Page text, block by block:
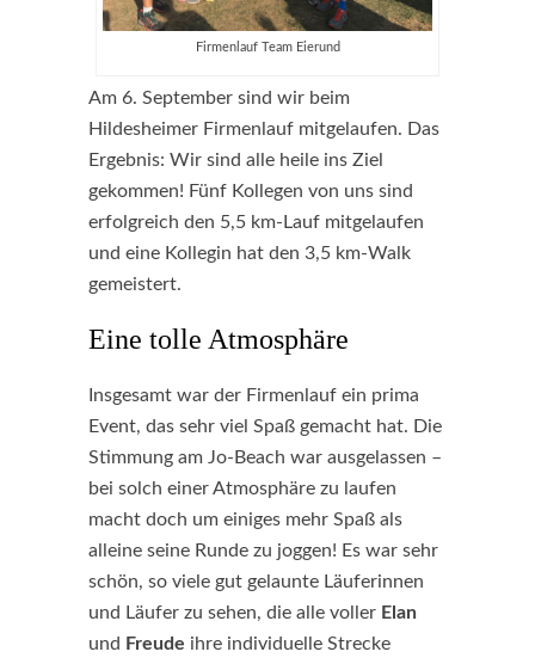
Firmenlauf Team Eierund
Am 6. September sind wir beim
Hildesheimer Firmenlauf mitgelaufen. Das
Ergebnis: Wir sind alle heile ins Ziel
gekommen! Fünf Kollegen von uns sind
erfolgreich den 5,5 km-Lauf mitgelaufen
und eine Kollegin hat den 3,5 km-Walk
gemeistert.
Eine tolle Atmosphäre
Insgesamt war der Firmenlauf ein prima
Event, das sehr viel Spaß gemacht hat. Die
Stimmung am Jo-Beach war ausgelassen –
bei solch einer Atmosphäre zu laufen
macht doch um einiges mehr Spaß als
alleine seine Runde zu joggen! Es war sehr
schön, so viele gut gelaunte Läuferinnen
und Läufer zu sehen, die alle voller Elan
und Freude ihre individuelle Strecke